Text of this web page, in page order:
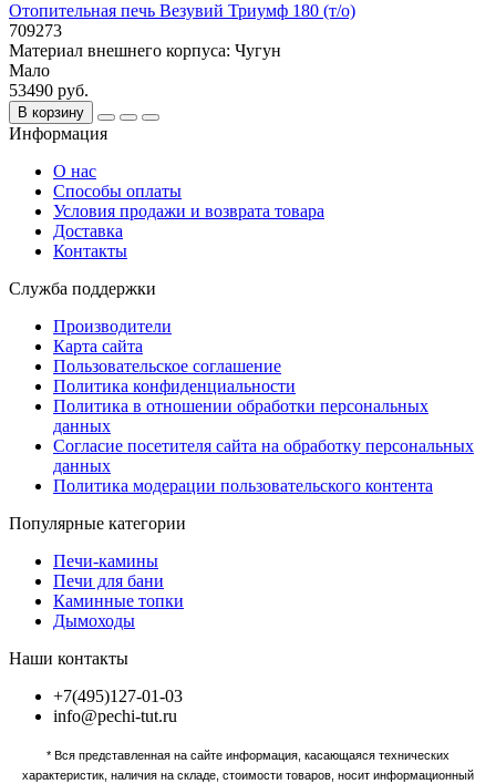
Отопительная печь Везувий Триумф 180 (т/о)
709273
Материал внешнего корпуса: Чугун
Мало
53490 руб.
В корзину
Информация
О нас
Способы оплаты
Условия продажи и возврата товара
Доставка
Контакты
Служба поддержки
Производители
Карта сайта
Пользовательское соглашение
Политика конфиденциальности
Политика в отношении обработки персональных
данных
Согласие посетителя сайта на обработку персональных
данных
Политика модерации пользовательского контента
Популярные категории
Печи-камины
Печи для бани
Каминные топки
Дымоходы
Наши контакты
+7(495)127-01-03
info@pechi-tut.ru
* Вся представленная на сайте информация, касающаяся технических
характеристик, наличия на складе, стоимости товаров, носит информационный